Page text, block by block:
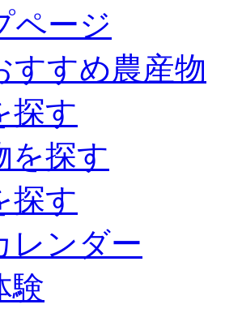
ページ
すすめ農産物
探す
を探す
探す
レンダー
験